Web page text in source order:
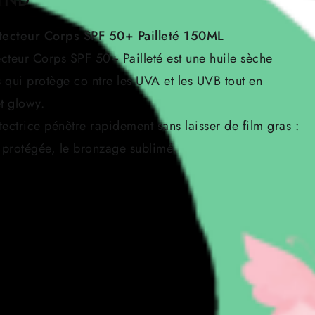
prix
actuel
est :
45.000 TND.
Corps SPF 50+ Pailleté 150ML
Corps SPF 50+ Pailleté est une huile sèche
protège co ntre les UVA et les UVB tout en
glowy.
pénètre rapidement sans laisser de film gras :
le bronzage sublimé.